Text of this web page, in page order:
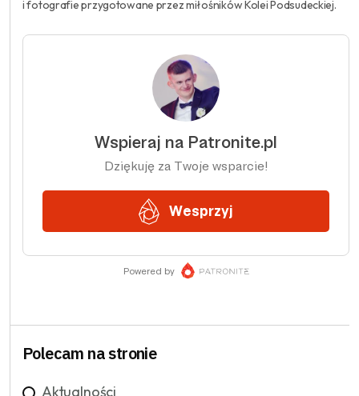
i fotografie przygotowane przez miłośników Kolei Podsudeckiej.
Polecam na stronie
Aktualności